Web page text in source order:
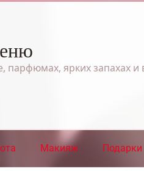
парфюмах, ярких запахах и
Макияж Подарки